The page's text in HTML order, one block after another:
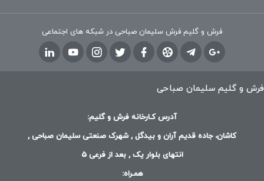
فرش و گلیم فرش سلیمان صباحی در شبکه های اجتماعی
فرش و گلیم سلیمان صباحی
آدرس کـارخانه فرش و گلیم:
کاشان، جاده قدیم آران و بیدگل , شهرک صنعتی سلیمان صباحی ,
انتهای بلوار یک , بعد از فرعی 5
همـراه: